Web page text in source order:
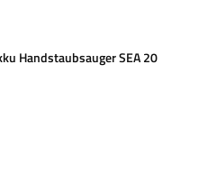
Handstaubsauger SEA 20